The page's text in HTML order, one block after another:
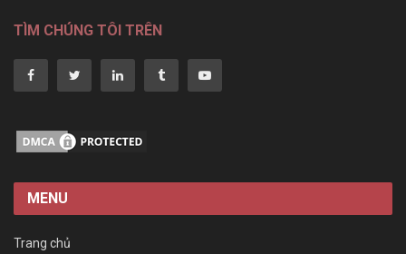
TÌM CHÚNG TÔI TRÊN
MENU
Trang chủ